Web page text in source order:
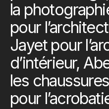
la
pour
Jayet pour
d’intérieur,
les
pour